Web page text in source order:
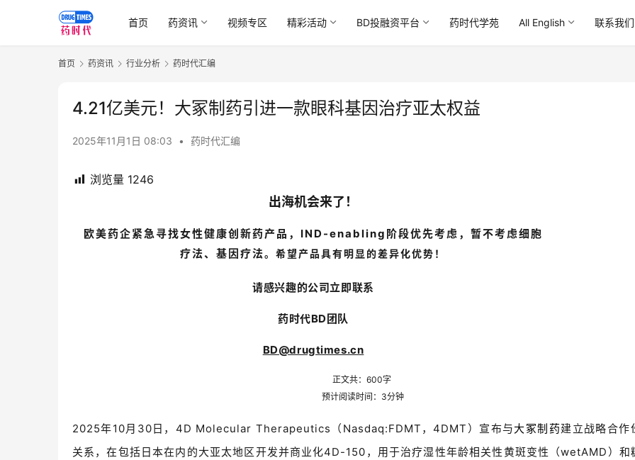
首页 药资讯 视频专区 精彩活动 BD投融资平台 药时代学苑 All English 联系我们
首页 药资讯 行业分析 药时代汇编
4.21亿美元！大冢制药引进一款眼科基因治疗亚太权益
2025年11月1日 08:03 • 药时代汇编
浏览量 1246
出海机会来了！
欧美药企紧急寻找女性健康创新药产品，IND-enabling阶段优先考虑，暂不考虑细胞
疗法、基因疗法。希望产品具有明显的差异化优势！
请感兴趣的公司立即联系
药时代BD团队
BD@drugtimes.cn
正文共：600字
预计阅读时间： 3分钟
2025年10月30日， 4D Molecular Therapeutics（Nasdaq:FDMT，4DMT）宣布与大冢制药建立战略合作
关系，在包括日本在内的大亚太地区开发并商业化4D-150，用于治疗湿性年龄相关性黄斑变性（wetAMD）和